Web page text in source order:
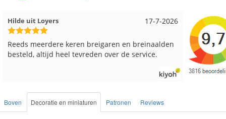
12-7-2026
Loes uit EMMELOORD
Snelle levering en keurig verpakt. Top.
Nell uit
Goed
Boven Decoratie en miniaturen Patronen Reviews